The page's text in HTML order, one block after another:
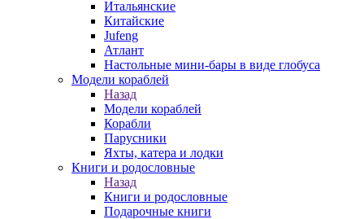
Итальянские
Китайские
Jufeng
Атлант
Настольные мини-бары в виде глобуса
Модели кораблей
Назад
Модели кораблей
Корабли
Парусники
Яхты, катера и лодки
Книги и родословные
Назад
Книги и родословные
Подарочные книги